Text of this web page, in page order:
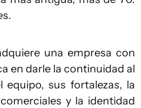
una empresa con
en darle la continuidad al
equipo, sus fortalezas, la
y la identidad